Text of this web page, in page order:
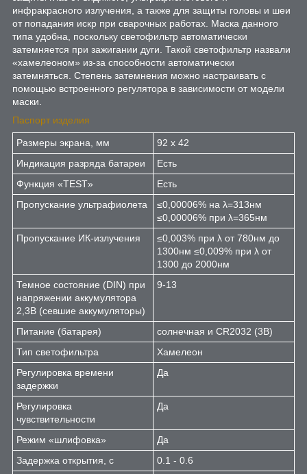
инфракрасного излучения, а также для защиты головы и шеи
от попадания искр при сварочных работах. Маска данного
типа удобна, поскольку светофильтр автоматически
затемняется при зажигании дуги. Такой светофильтр назвали
«хамелеоном» из-за способности автоматически
затемняться. Степень затемнения можно настраивать с
помощью встроенного регулятора в зависимости от модели
маски.
Паспорт изделия
Размеры экрана, мм
92 х 42
Индикация разряда батареи
Есть
Функция «TEST»
Есть
Пропускание ультрафиолета
≤0,00006% на λ=313нм
≤0,00006% при λ=365нм
Пропускание ИК-излучения
≤0,003% при λ от 780нм до
1300нм ≤0,009% при λ от
1300 до 2000нм
Темное состояние (DIN) при
напряжении аккумулятора
2,3В (севшие аккумуляторы)
9-13
Питание (батарея)
солнечная и CR2032 (3В)
Тип светофильтра
Хамелеон
Регулировка времени
задержки
Да
Регулировка
чувствительности
Да
Режим «шлифовка»
Да
Задержка открытия, с
0.1 - 0.6